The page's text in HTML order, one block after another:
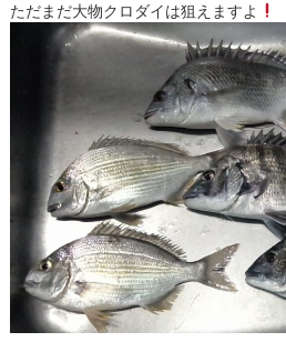
ただまだ大物クロダイは狙えますよ